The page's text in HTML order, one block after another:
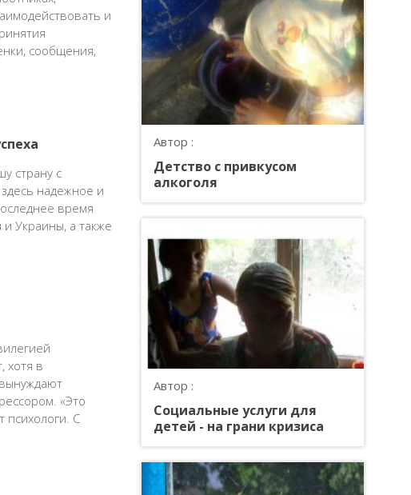
и
сообщения,
страну с
надежное и
время
Украины, а также
хотя в
«Это
психологи. С
Автор :
Детство с привкусом
алкоголя
Автор :
Социальные услуги для
детей - на грани кризиса